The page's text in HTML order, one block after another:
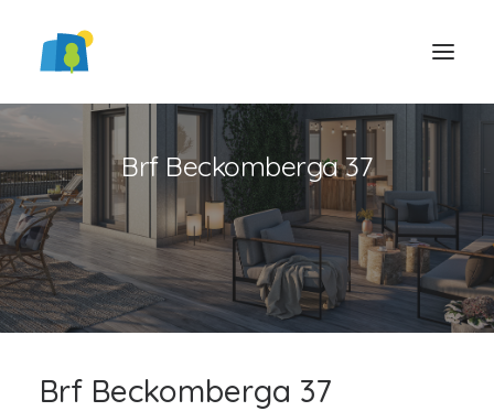
LOGGA IN
Brf Beckomberga 37
Brf Beckomberga 37